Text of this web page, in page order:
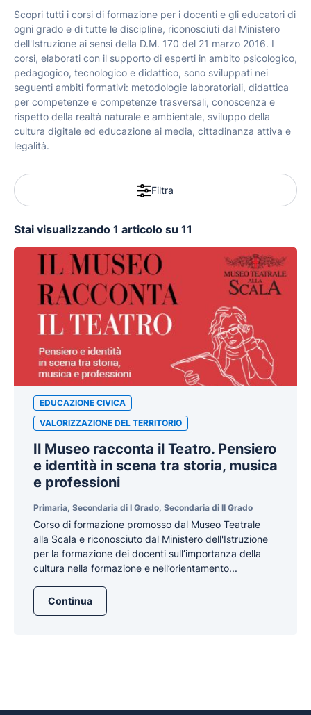
Scopri tutti i corsi di formazione per i docenti e gli educatori di
ogni grado e di tutte le discipline, riconosciuti dal Ministero
dell'Istruzione ai sensi della D.M. 170 del 21 marzo 2016. I
corsi, elaborati con il supporto di esperti in ambito psicologico,
pedagogico, tecnologico e didattico, sono sviluppati nei
seguenti ambiti formativi: metodologie laboratoriali, didattica
per competenze e competenze trasversali, conoscenza e
rispetto della realtà naturale e ambientale, sviluppo della
cultura digitale ed educazione ai media, cittadinanza attiva e
legalità.
Filtra
Stai visualizzando 1 articolo su 11
EDUCAZIONE CIVICA
VALORIZZAZIONE DEL TERRITORIO
Il Museo racconta il Teatro. Pensiero
e identità in scena tra storia, musica
e professioni
Primaria, Secondaria di I Grado, Secondaria di II Grado
Corso di formazione promosso dal Museo Teatrale
alla Scala e riconosciuto dal Ministero dell'Istruzione
per la formazione dei docenti sull’importanza della
cultura nella formazione e nell’orientamento...
Continua